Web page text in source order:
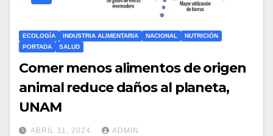
ECOLOGÍA INDUSTRIA ALIMENTARIA NACIONAL
NUTRICIÓN
PORTADA
SALUD
Comer menos alimentos de origen
animal reduce daños al planeta,
UNAM
ABRIL 11, 2024 ADMIN